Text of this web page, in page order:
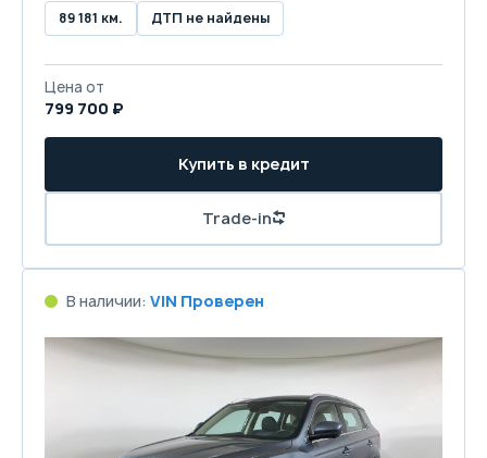
89 181 км. ДТП не найдены
Цена от
799 700 ₽
Купить в кредит
Trade-in
В наличии: VIN Проверен